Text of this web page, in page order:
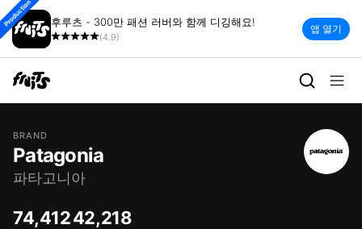
후루츠 - 300만 패션 러버와 함께 디깅해요!
(4.9)
앱 열기
BRAND
Patagonia
파타고니아
74,41242,218
Production